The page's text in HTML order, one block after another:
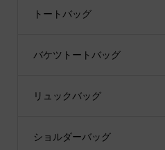
トートバッグ
バケツトートバッグ
リュックバッグ
ショルダーバッグ